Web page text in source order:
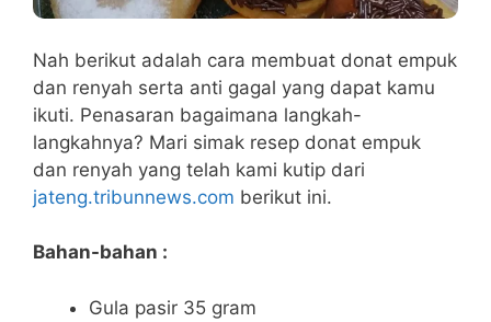
Nah berikut adalah cara membuat donat empuk
dan renyah serta anti gagal yang dapat kamu
ikuti. Penasaran bagaimana langkah-
langkahnya? Mari simak resep donat empuk
dan renyah yang telah kami kutip dari
jateng.tribunnews.com berikut ini.
Bahan-bahan :
Gula pasir 35 gram